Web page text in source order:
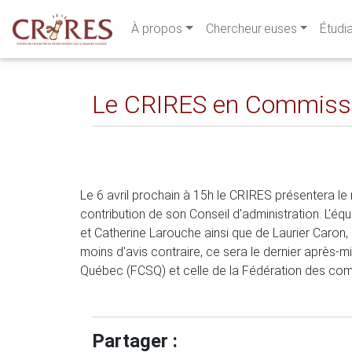
À propos Chercheur·euses
Le CRIRES en
Le 6 avril prochain à 15h le CRIRES présentera
contribution de son Conseil d'administration.
et Catherine Larouche ainsi que de Laurier
moins d'avis contraire, ce sera le dernier après-
Québec (FCSQ) et celle de la Fédération des
Partager :